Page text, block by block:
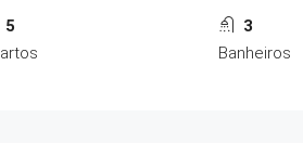
5
3
Banheiros